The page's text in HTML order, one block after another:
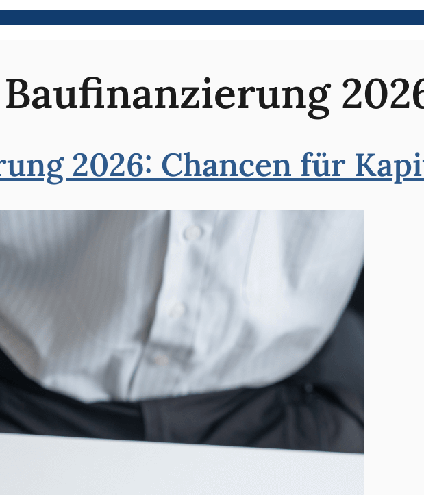
Baufinanzierung
2026: Chancen für